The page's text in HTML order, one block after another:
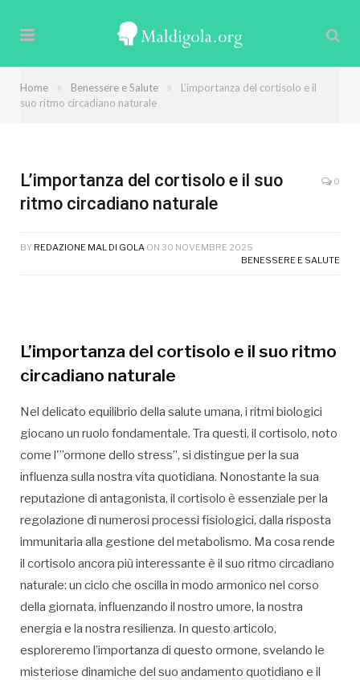
Home » Benessere e Salute »
L’importanza del cortisolo e il
suo ritmo circadiano naturale
Il cortisolo, conosciuto come l'ormone dello stress,
gioca un ruolo cruciale nel nostro organismo. La sua
produzione segue un ritmo circadiano, con picchi al
mattino e necessità di equilibrio, influenzando
energia, umore e salute generale. Comprendere
L’importanza del cortisolo e il suo
ritmo circadiano naturale
0
BY REDAZIONE MAL DI GOLA ON 30 NOVEMBRE 2025
BENESSERE E SALUTE
L’importanza del cortisolo e il suo ritmo
circadiano naturale
Nel delicato equilibrio della salute umana, i ritmi biologici
giocano un ruolo fondamentale. Tra questi, il cortisolo, noto
come l'”ormone dello stress”, si distingue per la sua
influenza sulla nostra vita quotidiana. Nonostante la sua
reputazione di antagonista, il cortisolo è essenziale per la
regolazione di numerosi processi fisiologici, dalla risposta
immunitaria alla gestione del metabolismo. Ma cosa rende
il cortisolo ancora più interessante è il suo ritmo circadiano
naturale: un ciclo che oscilla in modo armonico nel corso
della giornata, influenzando il nostro umore, la nostra
energia e la nostra resilienza. In questo articolo,
esploreremo l’importanza di questo ormone, svelando le
misteriose dinamiche del suo andamento quotidiano e il